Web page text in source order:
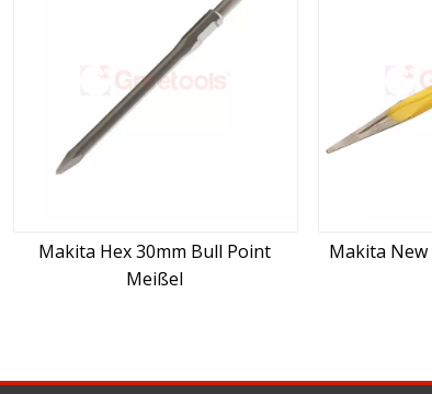
Point
Makita New Sharp Point Meißel